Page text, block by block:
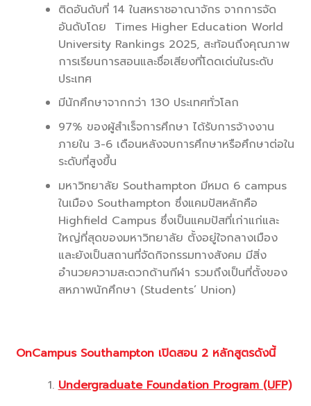
ติดอันดับที่ 14 ในสหราชอาณาจักร จากการจัด
อันดับโดย Times Higher Education World
University Rankings 2025, สะท้อนถึงคุณภาพ
การเรียนการสอนและชื่อเสียงที่โดดเด่นในระดับ
ประเทศ
มีนักศึกษาจากกว่า 130 ประเทศทั่วโลก
97% ของผู้สำเร็จการศึกษา ได้รับการจ้างงาน
ภายใน 3-6 เดือนหลังจบการศึกษาหรือศึกษาต่อใน
ระดับที่สูงขึ้น
มหาวิทยาลัย Southampton มีหมด 6 campus
ในเมือง Southampton ซึ่งแคมปัสหลักคือ
Highfield Campus ซึ่งเป็นแคมปัสที่เก่าแก่และ
ใหญ่ที่สุดของมหาวิทยาลัย ตั้งอยู่ใจกลางเมือง
และยังเป็นสถานที่จัดกิจกรรมทางสังคม มีสิ่ง
อำนวยความสะดวกด้านกีฬา รวมถึงเป็นที่ตั้งของ
สหภาพนักศึกษา (Students’ Union)
OnCampus Southampton เปิดสอน 2 หลักสูตรดังนี้
Undergraduate Foundation Program (UFP)